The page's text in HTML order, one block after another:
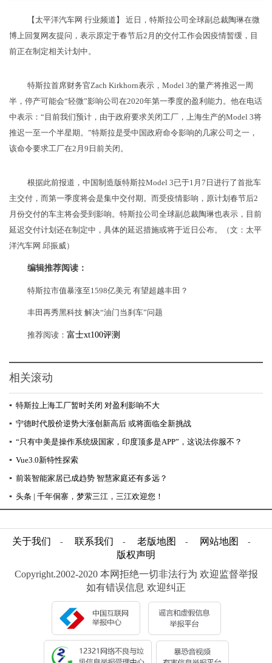
【太平洋汽车网 行业频道】 近日，特斯拉公司全球副总裁陶琳在微
博上回复网友提问，表示原定于春节后2月的交付工作会因疫情暂缓，目
前正在制定相关计划中。
特斯拉首席财务官Zach Kirkhorn表示，Model 3的量产将推迟一周
半，停产可能会“轻微”影响公司在2020年第一季度的盈利能力。他在电话
中表示：“目前我们预计，由于政府要求关闭工厂，上海生产的Model 3将
推迟一至一个半星期。”特斯拉是受中国政府命令影响的几家公司之一，
该命令要求工厂在2月9日前关闭。
根据此前报道，中国制造版特斯拉Model 3已于1月7日进行了首批车
主交付，而第一季度将会是集中交付期。而受疫情影响，原计划春节后2
月份交付的车主将会受到影响。特斯拉公司全球副总裁陶琳也表示，目前
延迟交付计划还在制定中，具体的延迟措施或将于近日公布。（文：太平
洋汽车网 邱振威）
编辑推荐阅读：
特斯拉市值暴涨至1598亿美元 有望超越丰田？
丰田再秀黑科技 解决“油门当刹车”问题
推荐阅读： 富士xt100评测
相关滚动
▪ 特斯拉上海工厂暂时关闭 对盈利影响不大
▪ 宁德时代股价逆势大涨创新高后 或将面临全新挑战
▪ “只有中美是操作系统级国家，印度顶多是APP”，这说法你服不？
▪ Vue3.0新特性探索
▪ 前装智能家居已成趋势 智慧家庭还有多远？
▪ 头条 | 千年侗寨，梦萦三江，三江欢迎您！
关于我们 - 联系我们 - 老版地图 - 网站地图 -
版权声明
Copyright.2002-2020 本网拒绝一切非法行为 欢迎监督举报
如有错误信息 欢迎纠正